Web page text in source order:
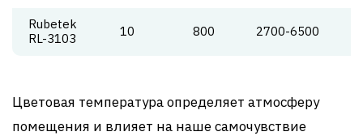
Rubetek
RL-3103
10 800 2700-6500
Цветовая температура определяет атмосферу
помещения и влияет на наше самочувствие